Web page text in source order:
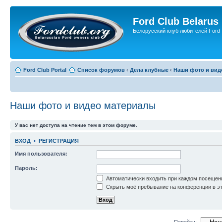
Ford Club Belarus
Белорусский клуб любителей Ford
Ford Club Portal Список форумов ‹ Дела клубные ‹ Наши фото и
Наши фото и видео материалы
У вас нет доступа на чтение тем в этом форуме.
ВХОД • РЕГИСТРАЦИЯ
Имя пользователя:
Пароль:
Автоматически входить при каждом
Скрыть моё пребывание на конференции в